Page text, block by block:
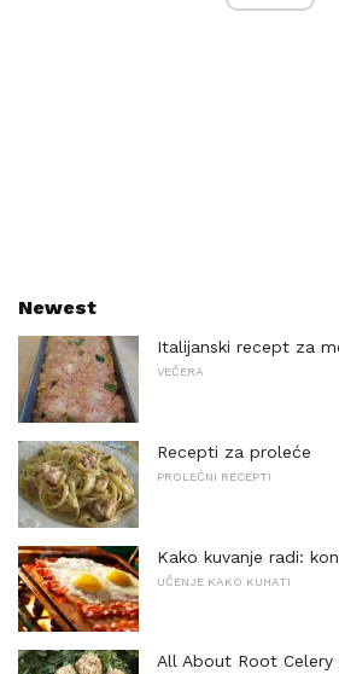
Newest
Italijanski recept za
VEČERA
Recepti za proleće
PROLEĆNI RECEPTI
Kako kuvanje radi:
UČENJE KAKO KUHATI
All About Root Celery